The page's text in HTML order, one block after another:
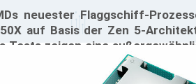
neuester Flaggschiff-
auf Basis der Zen 5-
Tests zeigen eine
denn dieser übertrifft sowohl
Intel als auch AMDs eigenen